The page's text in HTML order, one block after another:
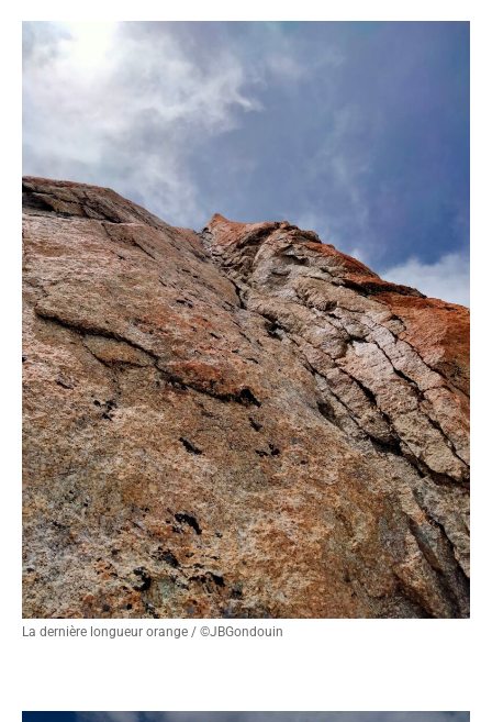
La dernière longueur orange / ©JBGondouin